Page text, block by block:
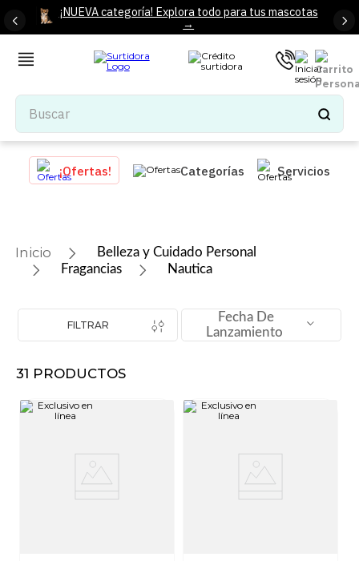
¡NUEVA categoría! Explora todo para tus mascotas
→
Buscar
TÉRMINOS MÁS BUSCADOS
1.
tenis mujer
iphone
colchones
8
audifonos
9.
mochila
¡Ofertas! Categorías Servicios
Belleza y Cuidado Personal
Fragancias
Nautica
FILTRAR
Fecha De
Lanzamiento
31 PRODUCTOS